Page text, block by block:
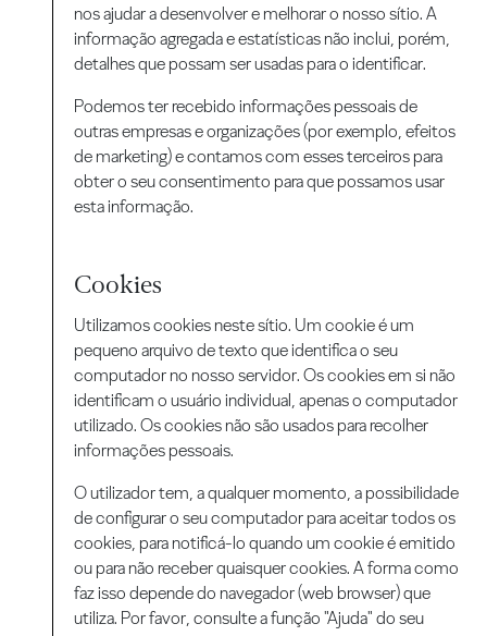
nos ajudar a desenvolver e melhorar o nosso sítio. A
informação agregada e estatísticas não inclui, porém,
detalhes que possam ser usadas para o identificar.
Podemos ter recebido informações pessoais de
outras empresas e organizações (por exemplo, efeitos
de marketing) e contamos com esses terceiros para
obter o seu consentimento para que possamos usar
esta informação.
Cookies
Utilizamos cookies neste sítio. Um cookie é um
pequeno arquivo de texto que identifica o seu
computador no nosso servidor. Os cookies em si não
identificam o usuário individual, apenas o computador
utilizado. Os cookies não são usados para recolher
informações pessoais.
O utilizador tem, a qualquer momento, a possibilidade
de configurar o seu computador para aceitar todos os
cookies, para notificá-lo quando um cookie é emitido
ou para não receber quaisquer cookies. A forma como
faz isso depende do navegador (web browser) que
utiliza. Por favor, consulte a função "Ajuda" do seu